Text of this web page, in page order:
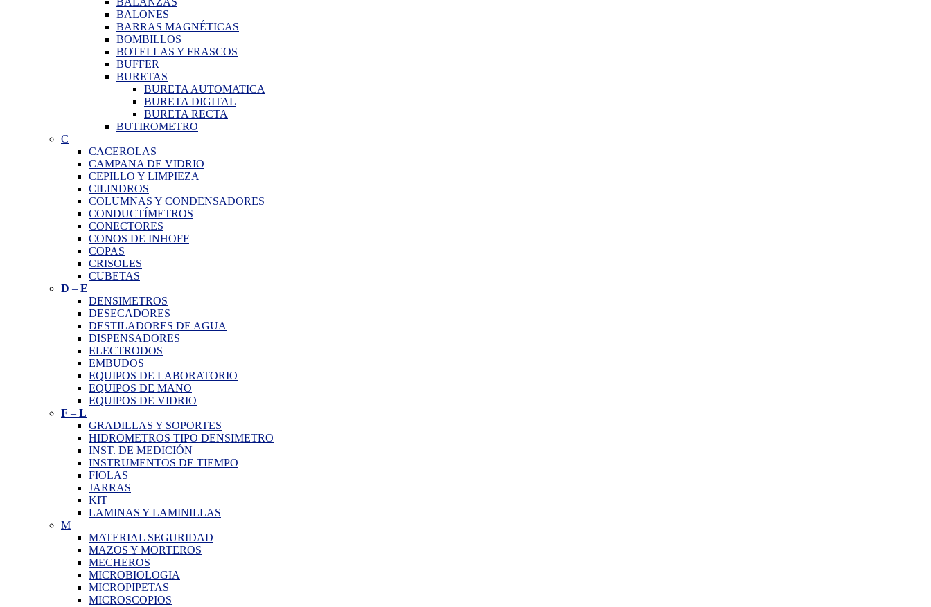
BALONES
BARRAS MAGNÉTICAS
BOMBILLOS
BOTELLAS Y FRASCOS
BUFFER
BURETAS
BURETA AUTOMATICA
BURETA DIGITAL
BURETA RECTA
BUTIROMETRO
C
CACEROLAS
CAMPANA DE VIDRIO
CEPILLO Y LIMPIEZA
CILINDROS
COLUMNAS Y CONDENSADORES
CONDUCTÍMETROS
CONECTORES
CONOS DE INHOFF
COPAS
CRISOLES
CUBETAS
D – E
DENSIMETROS
DESECADORES
DESTILADORES DE AGUA
DISPENSADORES
ELECTRODOS
EMBUDOS
EQUIPOS DE LABORATORIO
EQUIPOS DE MANO
EQUIPOS DE VIDRIO
F – L
GRADILLAS Y SOPORTES
HIDROMETROS TIPO DENSIMETRO
INST. DE MEDICIÓN
INSTRUMENTOS DE TIEMPO
FIOLAS
JARRAS
KIT
LAMINAS Y LAMINILLAS
M
MATERIAL SEGURIDAD
MAZOS Y MORTEROS
MECHEROS
MICROBIOLOGIA
MICROPIPETAS
MICROSCOPIOS